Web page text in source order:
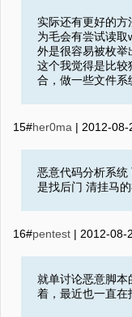
实际还有更好的方
为毛会有尝试读取
外是很容易被枚举
这个我觉得是比较
合，做一些文件系
15#her0ma | 2012-08-
恶意代码分析系
是找后门 清挂马的
16#pentest | 2012-08-
就单讨论恶意脚本
着，最近也一直在